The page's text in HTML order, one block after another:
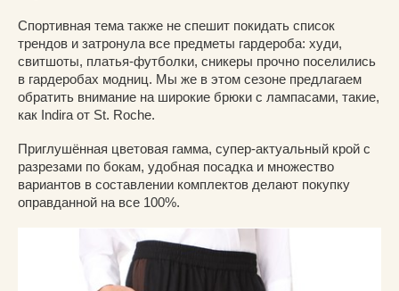
Спортивная тема также не спешит покидать список
трендов и затронула все предметы гардероба: худи,
свитшоты, платья-футболки, сникеры прочно поселились
в гардеробах модниц. Мы же в этом сезоне предлагаем
обратить внимание на широкие брюки с лампасами, такие,
как Indira от St. Roche.
Приглушённая цветовая гамма, супер-актуальный крой с
разрезами по бокам, удобная посадка и множество
вариантов в составлении комплектов делают покупку
оправданной на все 100%.